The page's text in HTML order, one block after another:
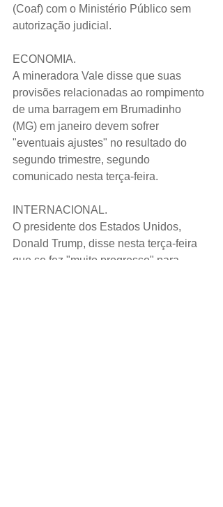
(Coaf) com o Ministério Público sem
autorização judicial.
ECONOMIA.
A mineradora Vale disse que suas
provisões relacionadas ao rompimento
de uma barragem em Brumadinho
(MG) em janeiro devem sofrer
"eventuais ajustes" no resultado do
segundo trimestre, segundo
comunicado nesta terça-feira.
INTERNACIONAL.
O presidente dos Estados Unidos,
Donald Trump, disse nesta terça-feira
que se fez "muito progresso" para